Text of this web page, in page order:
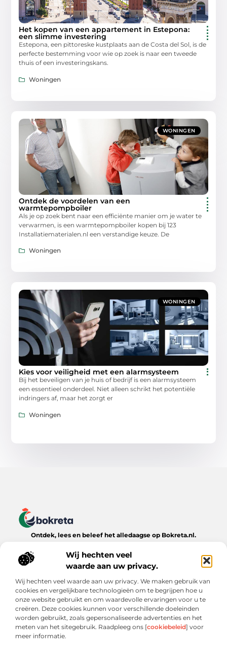
Wij hechten veel
waarde aan uw privacy.
Wij hechten veel waarde aan uw privacy. We maken gebruik van
cookies en vergelijkbare technologieën om te begrijpen hoe u
onze website gebruikt en om waardevolle ervaringen voor u te
creëren. Deze cookies kunnen voor verschillende doeleinden
worden gebruikt, zoals gepersonaliseerde advertenties en het
meten van het sitegebruik. Raadpleeg ons [cookiebeleid] voor
meer informatie.
Het kopen van een appartement in Estepona:
een slimme investering
Estepona, een pittoreske kustplaats aan de Costa del Sol, is de
perfecte bestemming voor wie op zoek is naar een tweede
thuis of een investeringskans.
Woningen
WONINGEN
Ontdek de voordelen van een
warmtepompboiler
Als je op zoek bent naar een efficiënte manier om je water te
verwarmen, is een warmtepompboiler kopen bij 123
Installatiematerialen.nl een verstandige keuze. De
Woningen
WONINGEN
Kies voor veiligheid met een alarmsysteem
Bij het beveiligen van je huis of bedrijf is een alarmsysteem
een essentieel onderdeel. Niet alleen schrikt het potentiële
indringers af, maar het zorgt er
Woningen
Ontdek, lees en beleef het alledaagse op Bokreta.nl.
boeiende verhalen over het dagelijks leven.
Onze informatie